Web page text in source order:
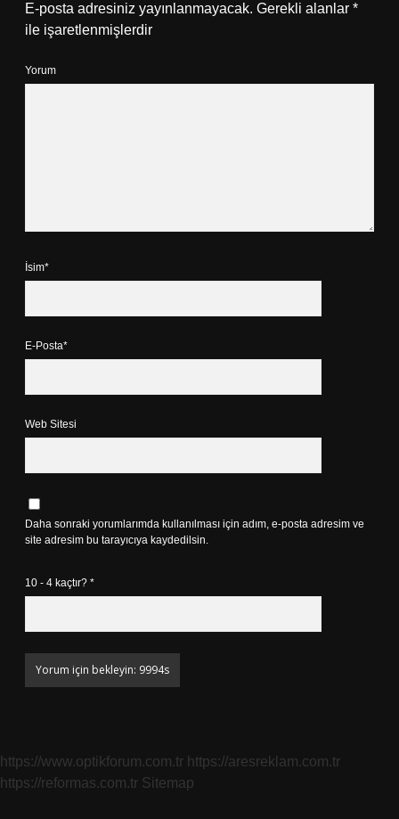
E-posta adresiniz yayınlanmayacak. Gerekli alanlar *
ile işaretlenmişlerdir
Yorum
İsim*
E-Posta*
Web Sitesi
Daha sonraki yorumlarımda kullanılması için adım, e-posta adresim ve
site adresim bu tarayıcıya kaydedilsin.
10 - 4 kaçtır? *
https://www.optikforum.com.tr https://aresreklam.com.tr
https://reformas.com.tr Sitemap